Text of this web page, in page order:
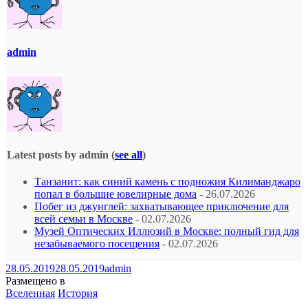
admin
Latest posts by admin (see all)
Танзанит: как синий камень с подножия Килиманджаро
попал в большие ювелирные дома - 26.07.2026
Побег из джунглей: захватывающее приключение для
всей семьи в Москве - 02.07.2026
Музей Оптических Иллюзий в Москве: полный гид для
незабываемого посещения - 02.07.2026
28.05.201928.05.2019admin
Размещено в
Вселенная История